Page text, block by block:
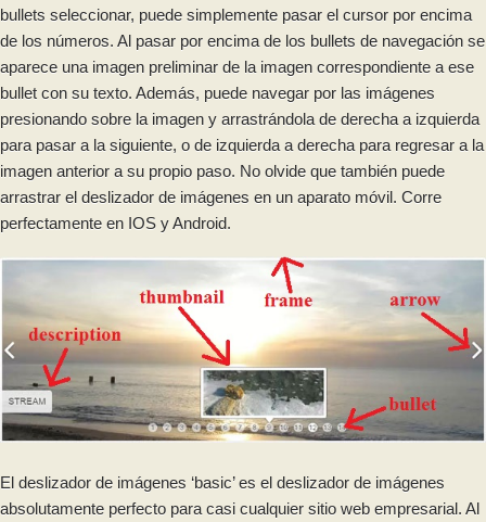
bullets seleccionar, puede simplemente pasar el cursor por encima
de los números. Al pasar por encima de los bullets de navegación se
aparece una imagen preliminar de la imagen correspondiente a ese
bullet con su texto. Además, puede navegar por las imágenes
presionando sobre la imagen y arrastrándola de derecha a izquierda
para pasar a la siguiente, o de izquierda a derecha para regresar a la
imagen anterior a su propio paso. No olvide que también puede
arrastrar el deslizador de imágenes en un aparato móvil. Corre
perfectamente en IOS y Android.
El deslizador de imágenes ‘basic’ es el deslizador de imágenes
absolutamente perfecto para casi cualquier sitio web empresarial. Al